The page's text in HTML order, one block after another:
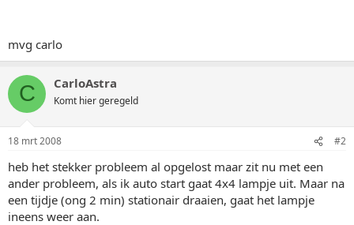
mvg carlo
C CarloAstra
Komt hier geregeld
18 mrt 2008 #2
heb het stekker probleem al opgelost maar zit nu met een
ander probleem, als ik auto start gaat 4x4 lampje uit. Maar na
een tijdje (ong 2 min) stationair draaien, gaat het lampje
ineens weer aan.